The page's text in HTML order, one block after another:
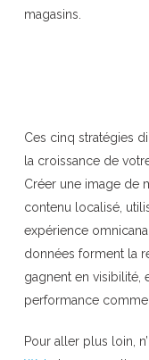
magasins.
Ces cinq stratégies
la croissance de
Créer une image de
contenu localisé,
expérience
données forment la
gagnent en visibilité,
performance
Pour aller plus loin,